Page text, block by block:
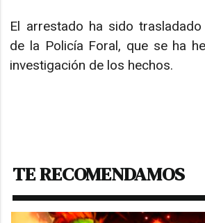
El arrestado ha sido
de la Policía Foral, que se ha
investigación de los hechos.
TE RECOMENDAMOS